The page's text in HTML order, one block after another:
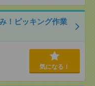
！ピッキング作業
気になる！